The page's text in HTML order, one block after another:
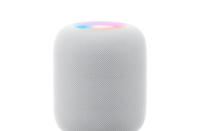
进
一
步
了
解
HomePod<